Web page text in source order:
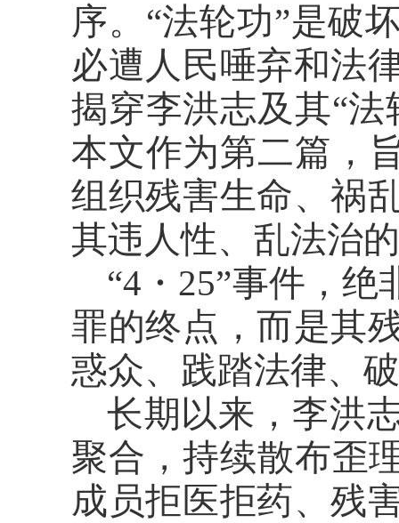
序。“法轮功”是破
必遭人民唾弃和法
揭穿李洪志及其“
本文作为第二篇，
组织残害生命、祸
其违人性、乱法治
“4・25”事件，
罪的终点，而是其
惑众、践踏法律、
长期以来，李洪
聚合，持续散布歪
成员拒医拒药、残